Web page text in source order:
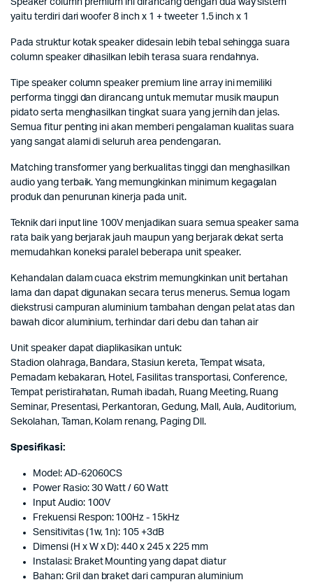
Speaker column premium ini dirancang dengan dua way sistem
yaitu terdiri dari woofer 8 inch x 1 + tweeter 1.5 inch x 1
Pada struktur kotak speaker didesain lebih tebal sehingga suara
column speaker dihasilkan lebih terasa suara rendahnya.
Tipe speaker column speaker premium line array ini memiliki
performa tinggi dan dirancang untuk memutar musik maupun
pidato serta menghasilkan tingkat suara yang jernih dan jelas.
Semua fitur penting ini akan memberi pengalaman kualitas suara
yang sangat alami di seluruh area pendengaran.
Matching transformer yang berkualitas tinggi dan menghasilkan
audio yang terbaik. Yang memungkinkan minimum kegagalan
produk dan penurunan kinerja pada unit.
Teknik dari input line 100V menjadikan suara semua speaker sama
rata baik yang berjarak jauh maupun yang berjarak dekat serta
memudahkan koneksi paralel beberapa unit speaker.
Kehandalan dalam cuaca ekstrim memungkinkan unit bertahan
lama dan dapat digunakan secara terus menerus. Semua logam
diekstrusi campuran aluminium tambahan dengan pelat atas dan
bawah dicor aluminium, terhindar dari debu dan tahan air
Unit speaker dapat diaplikasikan untuk:
Stadion olahraga, Bandara, Stasiun kereta, Tempat wisata,
Pemadam kebakaran, Hotel, Fasilitas transportasi, Conference,
Tempat peristirahatan, Rumah ibadah, Ruang Meeting, Ruang
Seminar, Presentasi, Perkantoran, Gedung, Mall, Aula, Auditorium,
Sekolahan, Taman, Kolam renang, Paging Dll.
Spesifikasi:
Model: AD-62060CS
Power Rasio: 30 Watt / 60 Watt
Input Audio: 100V
Frekuensi Respon: 100Hz - 15kHz
Sensitivitas (1w, 1n): 105 +3dB
Dimensi (H x W x D): 440 x 245 x 225 mm
Instalasi: Braket Mounting yang dapat diatur
Bahan: Gril dan braket dari campuran aluminium